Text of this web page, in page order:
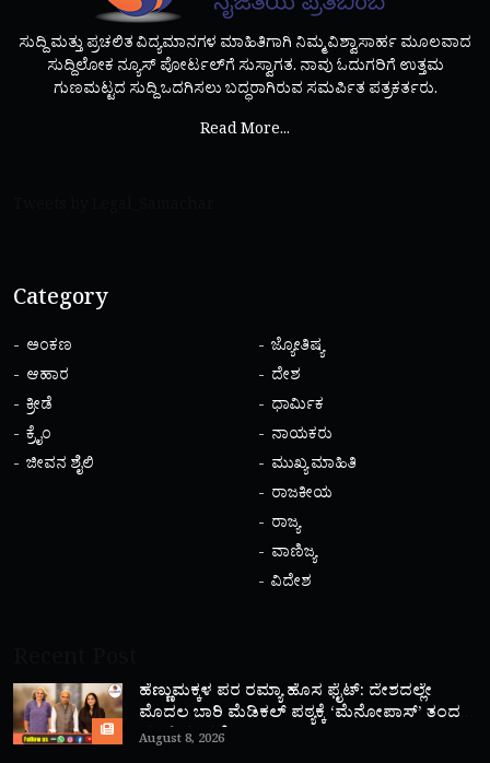
ಸುದ್ದಿ ಮತ್ತು ಪ್ರಚಲಿತ ವಿದ್ಯಮಾನಗಳ ಮಾಹಿತಿಗಾಗಿ ನಿಮ್ಮ ವಿಶ್ವಾಸಾರ್ಹ ಮೂಲವಾದ
ಸುದ್ದಿಲೋಕ ನ್ಯೂಸ್ ಪೋರ್ಟಲ್‌ಗೆ ಸುಸ್ವಾಗತ. ನಾವು ಓದುಗರಿಗೆ ಉತ್ತಮ
ಗುಣಮಟ್ಟದ ಸುದ್ದಿ ಒದಗಿಸಲು ಬದ್ಧರಾಗಿರುವ ಸಮರ್ಪಿತ ಪತ್ರಕರ್ತರು.
Read More...
Category
ಅಂಕಣ
ಆಹಾರ
ಕ್ರೀಡೆ
ಕ್ರೈಂ
ಜೀವನ ಶೈಲಿ
ಜ್ಯೋತಿಷ್ಯ
ದೇಶ
ಧಾರ್ಮಿಕ
ನಾಯಕರು
ಮುಖ್ಯ ಮಾಹಿತಿ
ರಾಜಕೀಯ
ರಾಜ್ಯ
ವಾಣಿಜ್ಯ
ವಿದೇಶ
ಹೆಣ್ಣುಮಕ್ಕಳ ಪರ ರಮ್ಯಾ ಹೊಸ ಫೈಟ್: ದೇಶದಲ್ಲೇ
ಮೊದಲ ಬಾರಿ ಮೆಡಿಕಲ್ ಪಠ್ಯಕ್ಕೆ ‘ಮೆನೋಪಾಸ್’ ತಂದ
ಮಾಜಿ ಸಂಸದೆ!
August 8, 2026